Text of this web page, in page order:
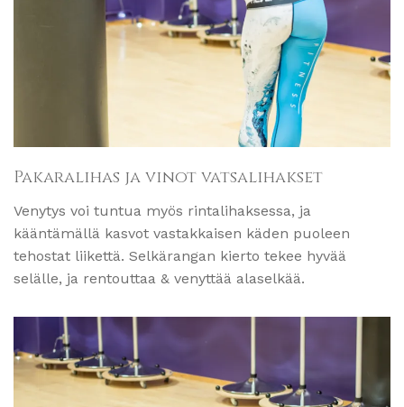
Pakaralihas ja vinot vatsalihakset
Venytys voi tuntua myös rintalihaksessa, ja
kääntämällä kasvot vastakkaisen käden puoleen
tehostat liikettä. Selkärangan kierto tekee hyvää
selälle, ja rentouttaa & venyttää alaselkää.